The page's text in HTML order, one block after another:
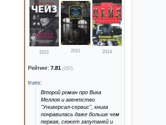
2021 2021 2014
Рейтинг: 7.81 (157)
trues:
Второй роман про Вика
Меллоя и агентство
"Универсал-сервис", книга
понравилась даже больше чем
первая, сюжет запутаней и